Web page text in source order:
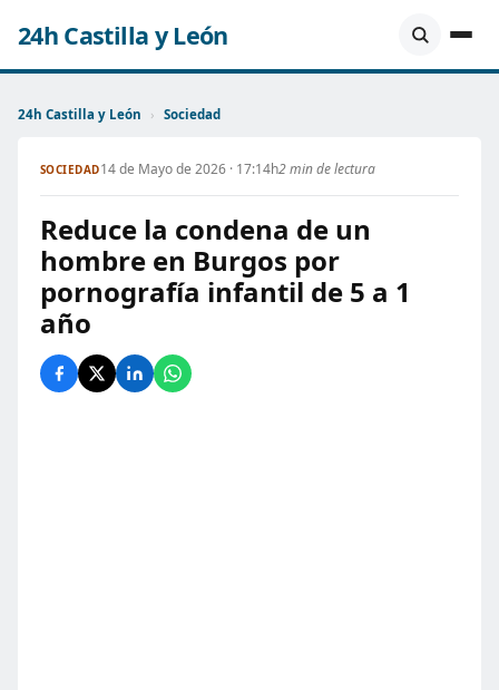
24h Castilla y León
24h Castilla y León › Sociedad
SOCIEDAD14 de Mayo de 2026 · 17:14h2 min de lectura
Reduce la condena de un
hombre en Burgos por
pornografía infantil de 5 a 1
año